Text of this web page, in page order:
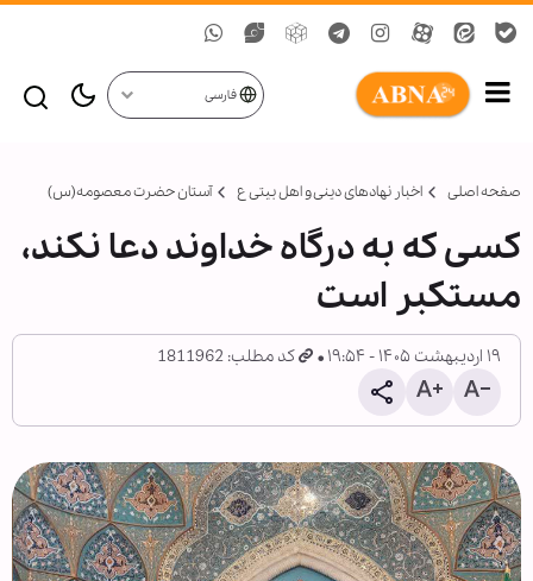
فارسی
صفحه اصلی اخبار نهادهای دینی و اهل بیتی ع آستان حضرت معصومه(س)
کسی که به درگاه خداوند دعا نکند،
مستکبر است
۱۹ اردیبهشت ۱۴۰۵ - ۱۹:۵۴ کد مطلب: 1811962